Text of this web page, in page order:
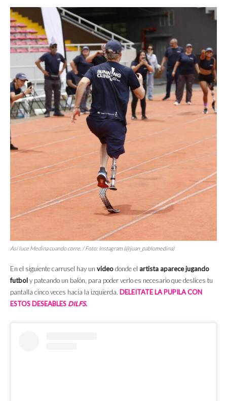
Así luce Medina cuando corre. / Foto: Instagram (@juan_pablomedina)
En el siguiente carrusel hay un videodonde el artista aparece jugando
futboly pateando un balón, para poder verlo es necesario que deslices tu
pantalla cinco veces hacia la izquierda. DELEITATE LA PUPILA CON
ESTOS DESEABLES DILFS.